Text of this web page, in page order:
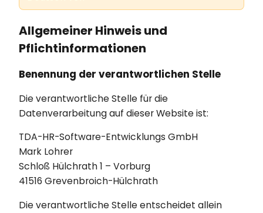
Allgemeiner Hinweis und
Pflichtinformationen
Benennung der verantwortlichen Stelle
Die verantwortliche Stelle für die
Datenverarbeitung auf dieser Website ist:
TDA-HR-Software-Entwicklungs GmbH
Mark Lohrer
Schloß Hülchrath 1 – Vorburg
41516 Grevenbroich-Hülchrath
Die verantwortliche Stelle entscheidet allein